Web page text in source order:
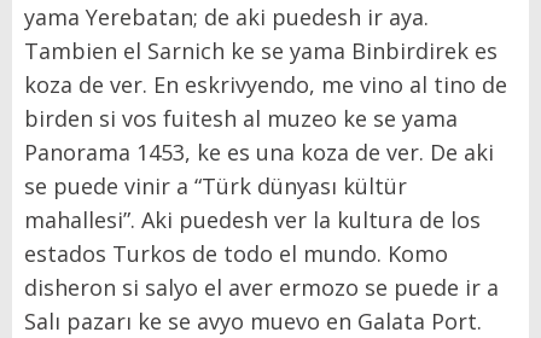
yama Yerebatan; de aki puedesh ir aya.
Tambien el Sarnich ke se yama Binbirdirek es
koza de ver. En eskrivyendo, me vino al tino de
birden si vos fuitesh al muzeo ke se yama
Panorama 1453, ke es una koza de ver. De aki
se puede vinir a “Türk dünyası kültür
mahallesi”. Aki puedesh ver la kultura de los
estados Turkos de todo el mundo. Komo
disheron si salyo el aver ermozo se puede ir a
Salı pazarı ke se avyo muevo en Galata Port.